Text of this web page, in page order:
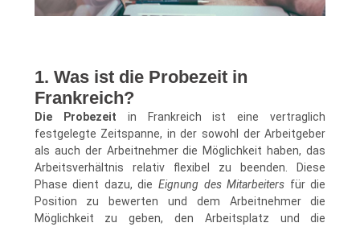
1. Was ist die Probezeit in
Frankreich?
Die Probezeit in Frankreich ist eine vertraglich
festgelegte Zeitspanne, in der sowohl der Arbeitgeber
als auch der Arbeitnehmer die Möglichkeit haben, das
Arbeitsverhältnis relativ flexibel zu beenden. Diese
Phase dient dazu, die Eignung des Mitarbeiters für die
Position zu bewerten und dem Arbeitnehmer die
Möglichkeit zu geben, den Arbeitsplatz und die